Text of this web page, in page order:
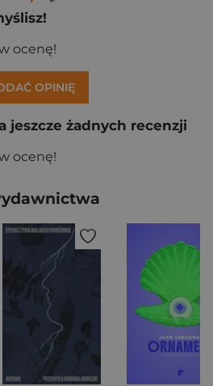
ocenę!
OPINIĘ
jeszcze żadnych recenzji
ocenę!